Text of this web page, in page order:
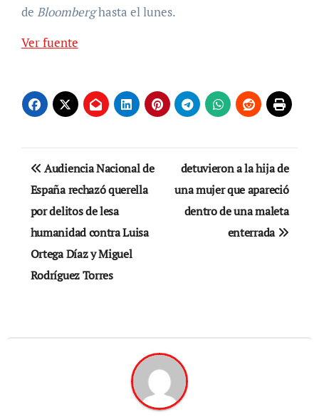
de Bloomberghasta el lunes.
Ver fuente
Navegación
de
entradas
Audiencia Nacional de
España rechazó querella
por delitos de lesa
humanidad contra Luisa
Ortega Díaz y Miguel
Rodríguez Torres
detuvieron a la hija de
una mujer que apareció
dentro de una maleta
enterrada